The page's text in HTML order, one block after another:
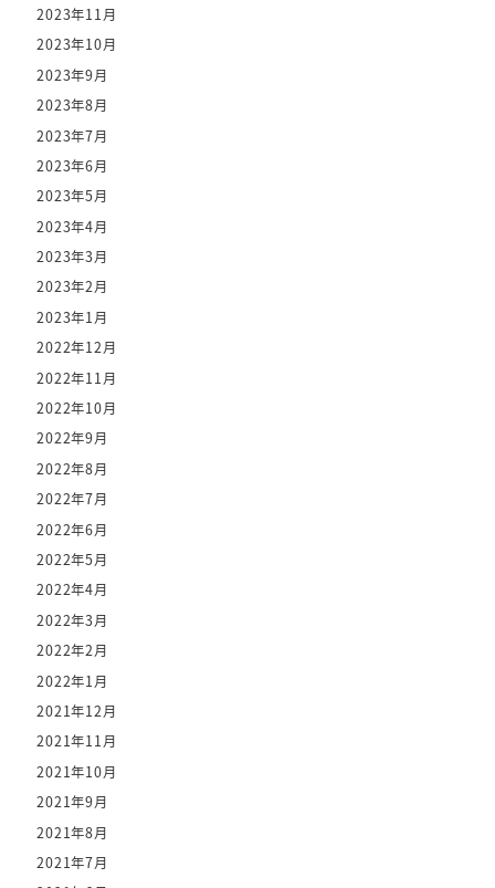
2023年11月
2023年10月
2023年9月
2023年8月
2023年7月
2023年6月
2023年5月
2023年4月
2023年3月
2023年2月
2023年1月
2022年12月
2022年11月
2022年10月
2022年9月
2022年8月
2022年7月
2022年6月
2022年5月
2022年4月
2022年3月
2022年2月
2022年1月
2021年12月
2021年11月
2021年10月
2021年9月
2021年8月
2021年7月